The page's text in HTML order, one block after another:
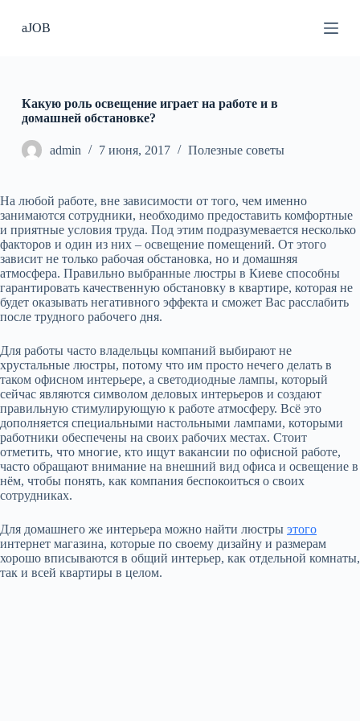
и
у
aJOB
Какую роль освещение играет на работе и в
домашней обстановке?
admin 7 июня, 2017 Полезные советы
На любой работе, вне зависимости от того, чем именно
занимаются сотрудники, необходимо предоставить комфортные
и приятные условия труда. Под этим подразумевается несколько
факторов и один из них – освещение помещений. От этого
зависит не только рабочая обстановка, но и домашняя
атмосфера. Правильно выбранные люстры в Киеве способны
гарантировать качественную обстановку в квартире, которая не
будет оказывать негативного эффекта и сможет Вас расслабить
после трудного рабочего дня.
Для работы часто владельцы компаний выбирают не
хрустальные люстры, потому что им просто нечего делать в
таком офисном интерьере, а светодиодные лампы, который
сейчас являются символом деловых интерьеров и создают
правильную стимулирующую к работе атмосферу. Всё это
дополняется специальными настольными лампами, которыми
работники обеспечены на своих рабочих местах. Стоит
отметить, что многие, кто ищут вакансии по офисной работе,
часто обращают внимание на внешний вид офиса и освещение в
нём, чтобы понять, как компания беспокоиться о своих
сотрудниках.
Для домашнего же интерьера можно найти люстры этого
интернет магазина, которые по своему дизайну и размерам
хорошо вписываются в общий интерьер, как отдельной комнаты,
так и всей квартиры в целом.